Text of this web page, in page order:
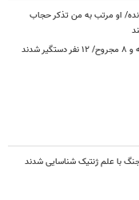
او مرتب به من تذکر حجاب